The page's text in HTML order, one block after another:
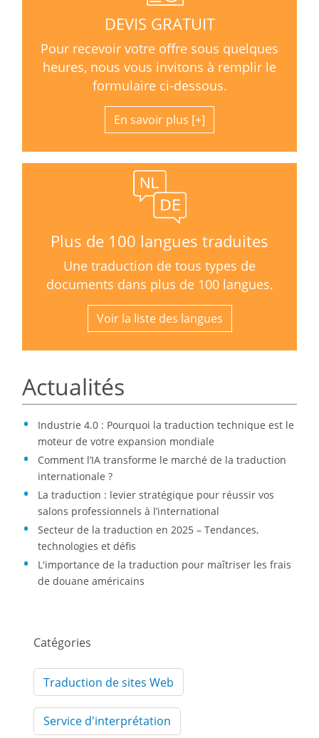
DEVIS GRATUIT
Pour recevoir votre offre sous quelques
heures, nous vous invitons à remplir le
formulaire ci-dessous.
En savoir plus
Plus de 100 langues traduites
Une traduction de tous types de
documents dans plus de 100 langues.
Voir la liste des langues
Actualités
Industrie 4.0 : Pourquoi la traduction technique est le
moteur de votre expansion mondiale
Comment l’IA transforme le marché de la traduction
internationale ?
La traduction : levier stratégique pour réussir vos
salons professionnels à l’international
Secteur de la traduction en 2025 – Tendances,
technologies et défis
L'importance de la traduction pour maîtriser les frais
de douane américains
Catégories
Traduction de sites Web
Service d'interprétation